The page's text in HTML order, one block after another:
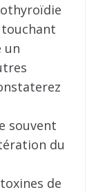
un
souvent
du
de